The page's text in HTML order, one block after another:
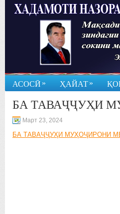
АСОСӢ » ҲАЙАТ»
БА ТАВАҶҶУҲИ
Март 23, 2024
БА ТАВАҶҶУҲИ МУҲОҶИРОНИ